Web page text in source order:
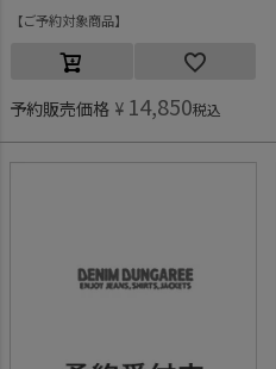
ご予約対象商品
予約販売価格 ¥ 14,850税込